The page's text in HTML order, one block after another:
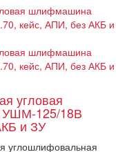
угловая
125/18В
и ЗУ
углошлифовальная